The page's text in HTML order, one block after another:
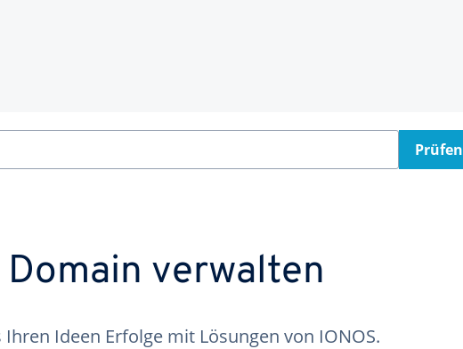
Prüfen
Domain verwalten
Ihren Ideen Erfolge mit Lösungen von IONOS.